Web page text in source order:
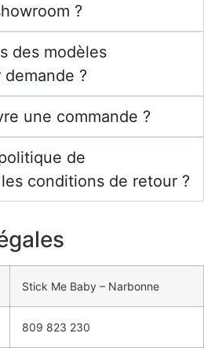
?
des modèles
?
une commande ?
de
conditions de retour ?
Stick Me Baby – Narbonne
809 823 230